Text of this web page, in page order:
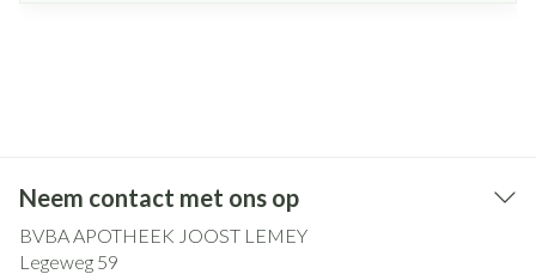
Neem contact met ons op
BVBA APOTHEEK JOOST LEMEY
Legeweg 59